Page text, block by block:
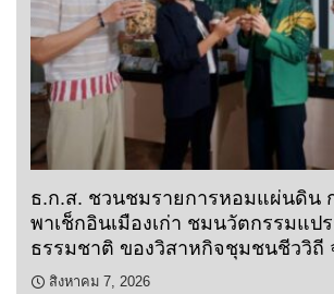
ธ.ก.ส. ชวนชมรายการหอมแผ่นดิน
พาเช็กอินเมืองเก่า ชมนวัตกรรมแป
ธรรมชาติ ของวิสาหกิจชุมชนชีววิถี
สิงหาคม 7, 2026